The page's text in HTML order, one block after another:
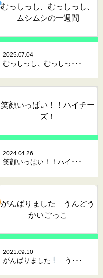
むっしっし、むっしっし、
ムシムシの一週間
2025.07.04
むっしっし、むっしっ･･･
笑顔いっぱい！！ハイチー
ズ！
2024.04.26
笑顔いっぱい！！ハイ･･･
がんばりました うんどう
かいごっこ
2021.09.10
がんばりました う･･･